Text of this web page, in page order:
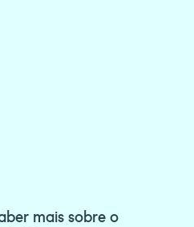
mais sobre o